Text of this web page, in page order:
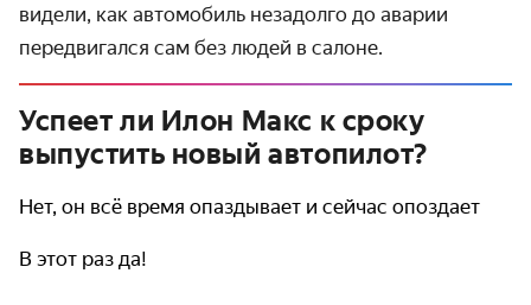
видели, как автомобиль незадолго до аварии
передвигался сам без людей в салоне.
Успеет ли Илон Макс к сроку
выпустить новый автопилот?
Нет, он всё время опаздывает и сейчас опоздает
В этот раз да!